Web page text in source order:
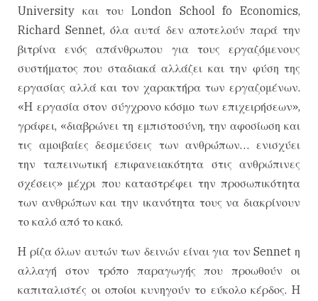
University και του London School fo Economics,
Richard Sennet, όλα αυτά δεν αποτελούν παρά την
βιτρίνα ενός απάνθρωπου για τους εργαζόμενους
συστήματος που σταδιακά αλλάζει και την φύση της
εργασίας αλλά και τον χαρακτήρα των εργαζομένων.
«H εργασία στον σύγχρονο κόσμο των επιχειρήσεων»,
γράφει, «διαβρώνει τη εμπιστοσύνη, την αφοσίωση και
τις αμοιβαίες δεσμεύσεις των ανθρώπων… ενισχύει
την ταπεινωτική επιφανειακότητα στις ανθρώπινες
σχέσεις» μέχρι που καταστρέφει την προσωπικότητα
των ανθρώπων και την ικανότητα τους να διακρίνουν
το καλό από το κακό.
H ρίζα όλων αυτών των δεινών είναι για τον Sennet η
αλλαγή στον τρόπο παραγωγής που προωθούν οι
καπιταλιστές οι οποίοι κυνηγούν το εύκολο κέρδος. H